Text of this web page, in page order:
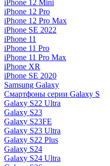
iPhone 12 Mini
iPhone 12 Pro
iPhone 12 Pro Max
iPhone SE 2022
iPhone 11
iPhone 11 Pro
iPhone 11 Pro Max
iPhone XR
iPhone SE 2020
Samsung Galaxy
Смартфоны серии Galaxy S
Galaxy S22 Ultra
Galaxy S23
Galaxy S23FE
Galaxy S23 Ultra
Galaxy S22 Plus
Galaxy S24
Galaxy S24 Ultra